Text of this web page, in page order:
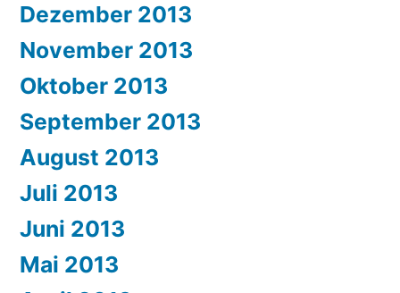
Dezember 2013
November 2013
Oktober 2013
September 2013
August 2013
Juli 2013
Juni 2013
Mai 2013